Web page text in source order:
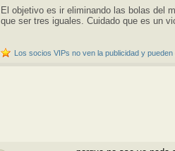
El objetivo es ir eliminando las bolas del
que ser tres iguales. Cuidado que es un
Los socios VIPs no ven la publicidad y